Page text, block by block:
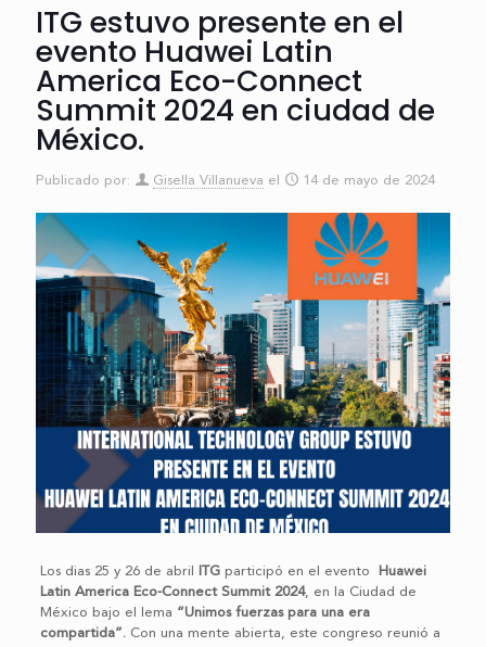
ITG estuvo presente en el
evento Huawei Latin
America Eco-Connect
Summit 2024 en ciudad de
México.
Publicado por: Gisella Villanueva el 14 de mayo de 2024
Los dias 25 y 26 de abril ITGparticipó en el evento
Huawei
Latin America Eco-Connect Summit 2024, en la Ciudad de
México bajo el lema “Unimos fuerzas para una era
compartida”.Con una mente abierta, este congreso reunió a